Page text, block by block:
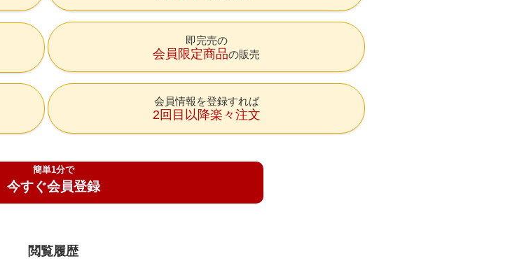
即完売の
会員限定商品の販売
会員情報を登録すれば
2回目以降楽々注文
簡単1分で
今すぐ会員登録
閲覧履歴